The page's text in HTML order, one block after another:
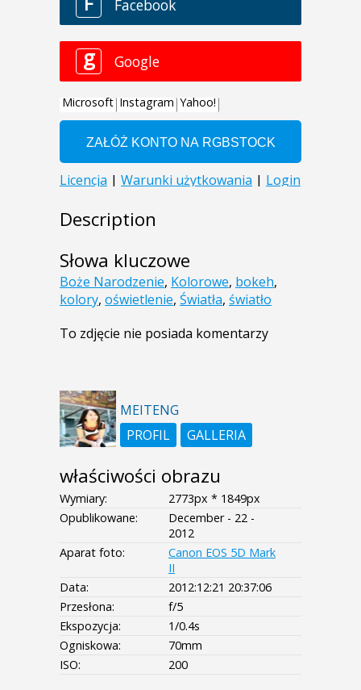
Description
Słowa kluczowe
Boże Narodzenie, Kolorowe, bokeh,
kolory, oświetlenie, Światła, światło
To zdjęcie nie posiada komentarzy
MEITENG
PROFIL
GALLERIA
właściwości obrazu
Wymiary:
2773px * 1849px
Opublikowane:
December - 22 -
2012
Aparat foto:
Canon EOS 5D Mark
II
Data:
2012:12:21 20:37:06
Przesłona:
f/5
Ekspozycja:
1/0.4s
Ogniskowa:
70mm
ISO:
200